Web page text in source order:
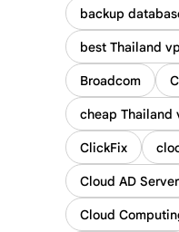
backup
best Thailand
Broadcom
cheap Thailand
ClickFix
Cloud AD Server
Cloud